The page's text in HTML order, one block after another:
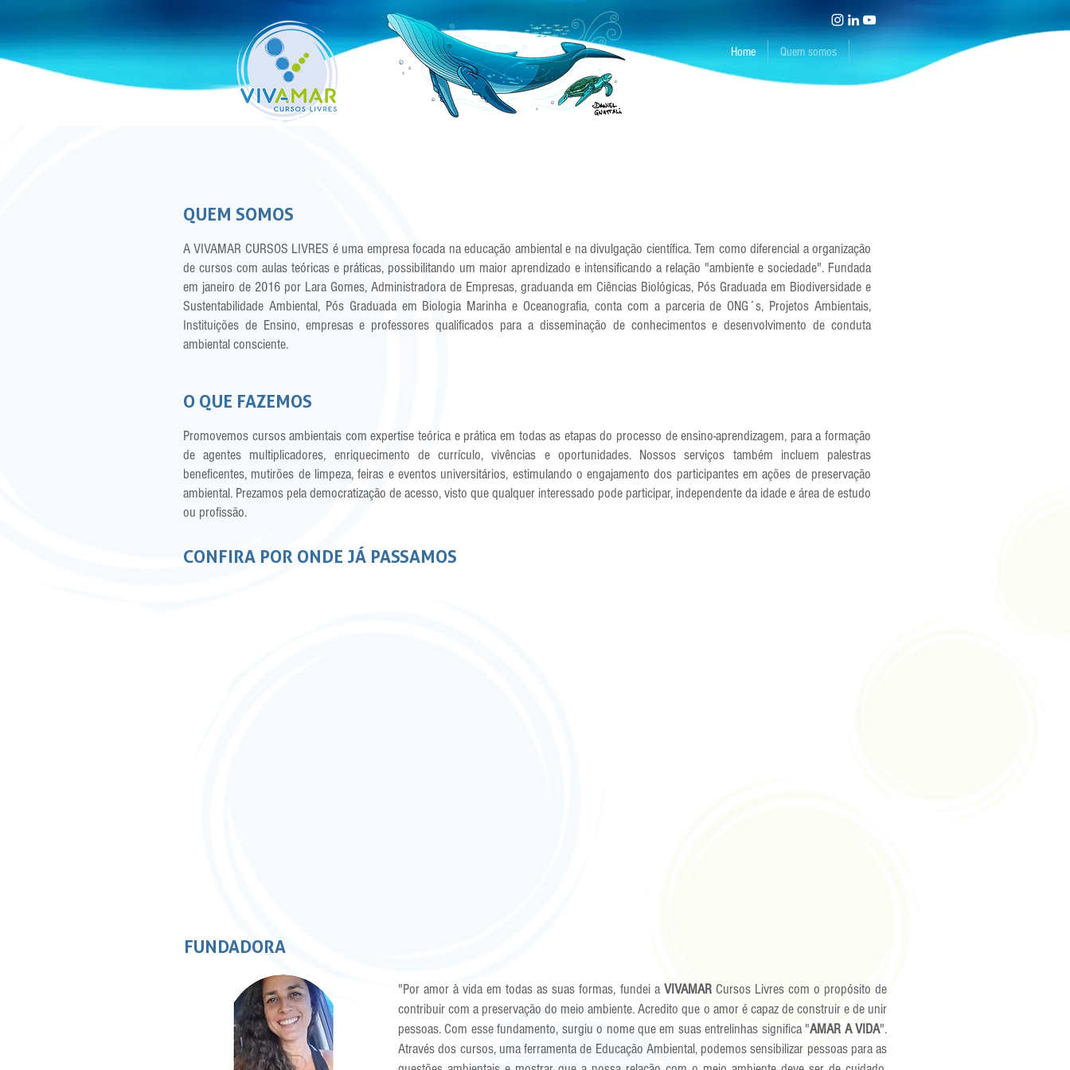
Home Quem somos
QUEM SOMOS
A VIVAMAR CURSOS LIVRES é uma empresa focada na educação ambiental e na divulgação científica. Tem como diferencial a organização
de cursos com aulas teóricas e práticas, possibilitando um maior aprendizado e intensificando a relação "ambiente e sociedade". Fundada
em janeiro de 2016 por Lara Gomes, Administradora de Empresas, graduanda em Ciências Biológicas, Pós Graduada em Biodiversidade e
Sustentabilidade Ambiental, Pós Graduada em Biologia Marinha e Oceanografia, conta com a parceria de ONG´s, Projetos Ambientais,
Instituições de Ensino, empresas e professores qualificados para a disseminação de conhecimentos e desenvolvimento de conduta
ambiental consciente.
O QUE FAZEMOS
Promovemos cursos ambientais com expertise teórica e prática em todas as etapas do processo de ensino-aprendizagem, para a formação
de agentes multiplicadores, enriquecimento de currículo, vivências e oportunidades. Nossos serviços também incluem palestras
beneficentes, mutirões de limpeza, feiras e eventos universitários, estimulando o engajamento dos participantes em ações de preservação
ambiental. Prezamos pela democratização de acesso, visto que qualquer interessado pode participar, independente da idade e área de estudo
ou profissão.
CONFIRA POR ONDE JÁ PASSAMOS
FUNDADORA
"Por amor à vida em todas as suas formas, fundei a VIVAMARCursos Livres com o propósito de
contribuir com a preservação do meio ambiente. Acredito que o amor é capaz de construir e de unir
pessoas. Com esse fundamento, surgiu o nome que em suas entrelinhas significa "AMAR A VIDA".
Através dos cursos, uma ferramenta de Educação Ambiental, podemos sensibilizar pessoas para as